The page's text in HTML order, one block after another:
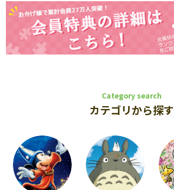
Category search
カテゴリから探す